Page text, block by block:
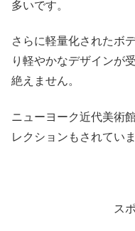
多いです。
さらに軽量化されたボ
り軽やかなデザインが
絶えません。
ニューヨーク近代美術
レクションもされていま
ス